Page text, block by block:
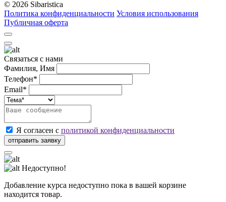
© 2026 Sibaristica
Политика конфиденциальности Условия использования
Публичная оферта
Связаться с нами
Фамилия, Имя
Телефон*
Email*
Я согласен с политикой конфиденциальности
Недоступно!
Добавление курса недоступно пока в вашей корзине
находится товар.